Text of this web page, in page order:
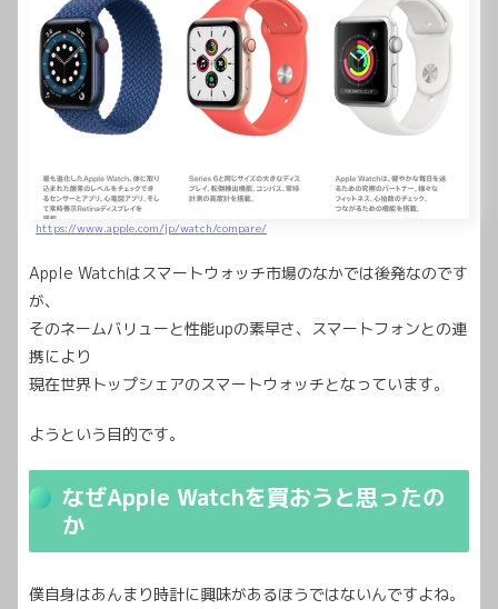
https://www.apple.com/jp/watch/compare/
Apple Watchはスマートウォッチ市場のなかでは後発なのです
が、
そのネームバリューと性能upの素早さ、スマートフォンとの連
携により
現在世界トップシェアのスマートウォッチとなっています。
ようという目的です。
なぜApple Watchを買おうと思ったの
か
僕自身はあんまり時計に興味があるほうではないんですよね。